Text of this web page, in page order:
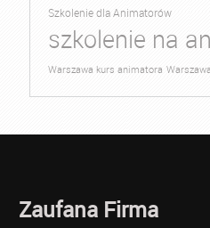
Szkolenie dla Animatorów
szkolenie na
Warszawa kurs animatora
Zaufana Firma